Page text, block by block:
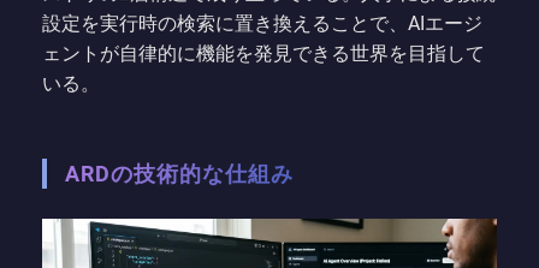
設定を実行時の検索に置き換えることで、AIエージ
ェントが自律的に機能を発見できる世界を目指して
いる。
ARDの技術的な仕組み